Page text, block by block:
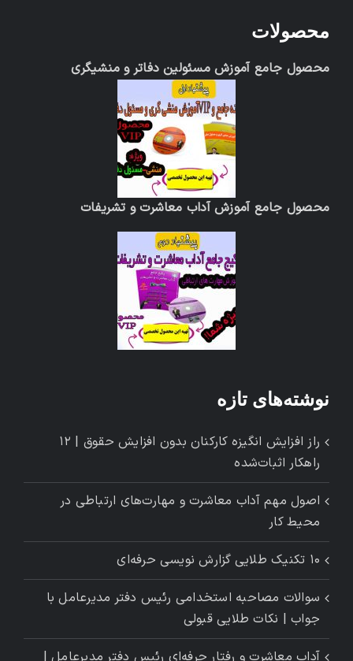
محصولات
محصول جامع آموزش مسئولین دفاتر و منشیگری
محصول جامع آموزش آداب معاشرت و تشریفات
نوشته‌های تازه
راز افزایش انگیزه کارکنان بدون افزایش حقوق | ۱۲
راهکار اثبات‌شده
اصول مهم آداب معاشرت و مهارت‌های ارتباطی در
محیط کار
۱۰ تکنیک طلایی گزارش ‌نویسی حرفه‌ای
سوالات مصاحبه استخدامی رئیس دفتر مدیرعامل با
جواب | نکات طلایی قبولی
آداب معاشرت و رفتار حرفه‌ای رئیس دفتر مدیرعامل |